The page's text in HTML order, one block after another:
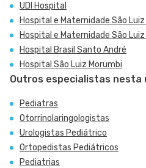
UDI Hospital
Hospital e Maternidade São
Hospital e Maternidade São
Hospital Brasil Santo André
Hospital São Luiz Morumbi
Outros especialistas nesta
Pediatras
Otorrinolaringologistas
Urologistas Pediátrico
Ortopedistas Pediátricos
Pediatrias